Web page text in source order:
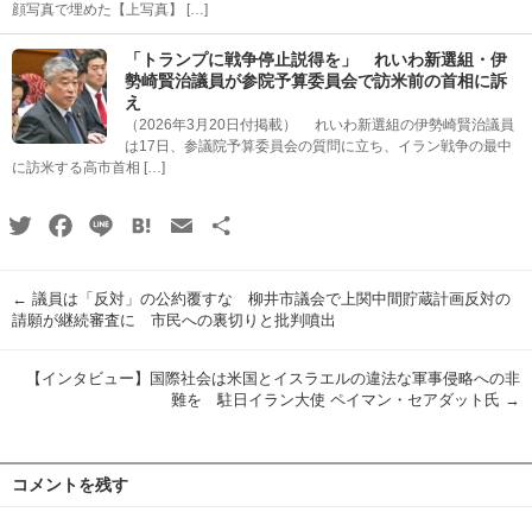
顔写真で埋めた【上写真】 […]
「トランプに戦争停止説得を」 れいわ新選組・伊
勢崎賢治議員が参院予算委員会で訪米前の首相に訴
え
（2026年3月20日付掲載） れいわ新選組の伊勢崎賢治議員
は17日、参議院予算委員会の質問に立ち、イラン戦争の最中
に訪米する高市首相 […]
TwitterFacebook
Line HatenaEmail
← 議員は「反対」の公約覆すな 柳井市議会で上関中間貯蔵計画反対の
請願が継続審査に 市民への裏切りと批判噴出
【インタビュー】国際社会は米国とイスラエルの違法な軍事侵略への非
難を 駐日イラン大使 ペイマン・セアダット氏 →
コメントを残す